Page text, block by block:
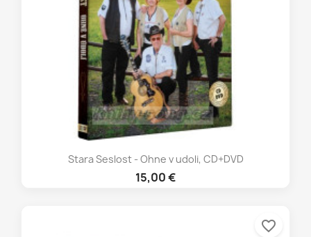
Stara Seslost - Ohne v udoli, CD+DVD
15,00 €
favorite_border